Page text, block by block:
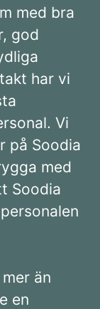
med bra
god
har vi
Vi
på Soodia
med
Soodia
än
en